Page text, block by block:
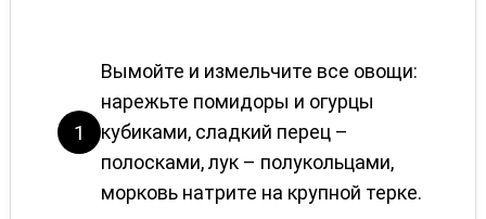
1
Вымойте и измельчите все овощи:
нарежьте помидоры и огурцы
кубиками, сладкий перец –
полосками, лук – полукольцами,
морковь натрите на крупной терке.